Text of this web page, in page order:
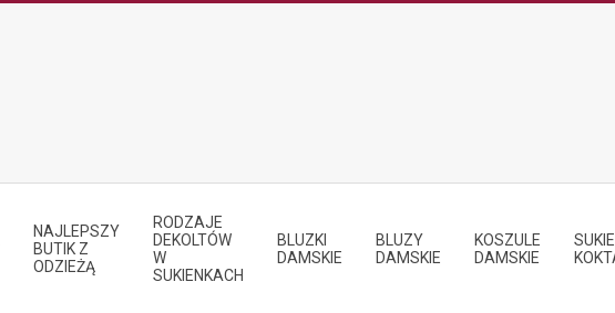
NAJLEPSZY
BUTIK Z
ODZIEŻĄ
RODZAJE
DEKOLTÓW
W
SUKIENKACH
BLUZKI
DAMSKIE
BLUZY
DAMSKIE
KOSZULE
DAMSKIE